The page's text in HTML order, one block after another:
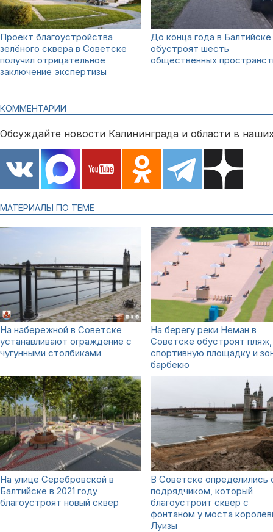
Проект благоустройства
зелёного сквера в Советске
получил отрицательное
заключение экспертизы
До конца года в Балтийске
обустроят шесть
общественных
КОММЕНТАРИИ
Обсуждайте новости Калининграда и области в
МАТЕРИАЛЫ ПО ТЕМЕ
На набережной в Советске
устанавливают ограждение с
чугунными столбиками
На берегу реки Неман в
Советске обустроят пляж,
спортивную площадку и
барбекю
На улице Серебровской в
Балтийске в 2021 году
благоустроят новый сквер
В Советске определились
подрядчиком, который
благоустроит сквер с
фонтаном у моста
Луизы